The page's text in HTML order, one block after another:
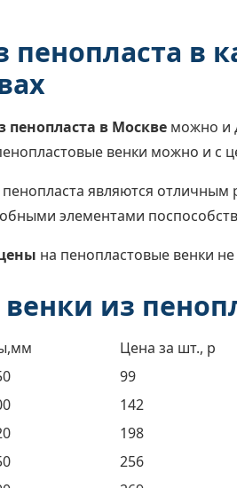
пенопласта в
пенопласта в Москве можно и
венки можно и с
пенопласта являются
элементами
на пенопластовые венки
из
Цена за шт., р
99
142
198
256